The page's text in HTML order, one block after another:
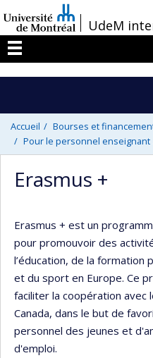
au
contenu
/UdeM
Menu
Accueil
Bourses et
Pour le personnel enseignant
Erasmus +
Erasmus + est un
pour promouvoir des
l’éducation, de la formation
et du sport en Europe. Ce
faciliter la coopération avec
Canada, dans le but de
personnel des jeunes et
d'emploi.